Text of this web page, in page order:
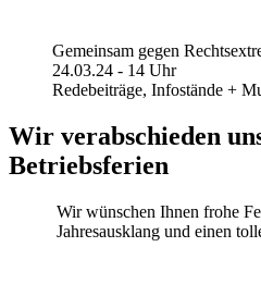
Gemeinsam gegen
24.03.24 - 14 Uhr
Redebeiträge, Infostände +
Wir verabschieden
Betriebsferien
Wir wünschen Ihnen frohe
Jahresausklang und einen